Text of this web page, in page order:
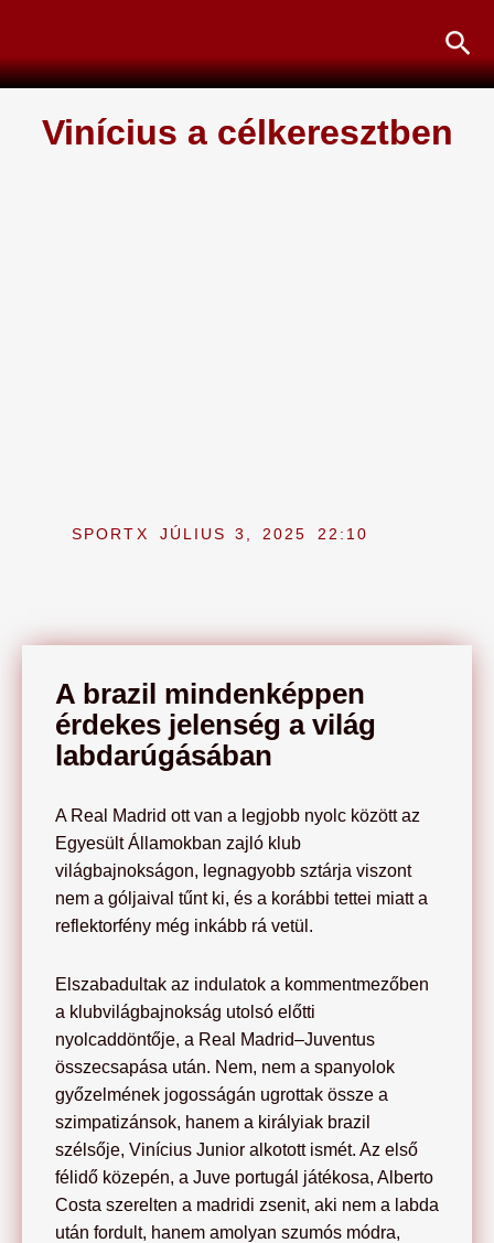
content
Vinícius a célkeresztben
SPORTX JÚLIUS 3, 2025 22:10
A brazil mindenképpen
érdekes jelenség a világ
labdarúgásában
A Real Madrid ott van a legjobb nyolc között az
Egyesült Államokban zajló klub
világbajnokságon, legnagyobb sztárja viszont
nem a góljaival tűnt ki, és a korábbi tettei miatt a
reflektorfény még inkább rá vetül.
Elszabadultak az indulatok a kommentmezőben
a klubvilágbajnokság utolsó előtti
nyolcaddöntője, a Real Madrid–Juventus
összecsapása után. Nem, nem a spanyolok
győzelmének jogosságán ugrottak össze a
szimpatizánsok, hanem a királyiak brazil
szélsője, Vinícius Junior alkotott ismét. Az első
félidő közepén, a Juve portugál játékosa, Alberto
Costa szerelten a madridi zsenit, aki nem a labda
után fordult, hanem amolyan szumós módra,